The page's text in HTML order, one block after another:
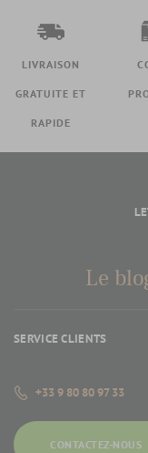
LIVRAISON
GRATUITE ET
RAPIDE
Le
SERVICE CLIENTS
+33 9 80 80 97 33
CONTACTEZ-NOUS